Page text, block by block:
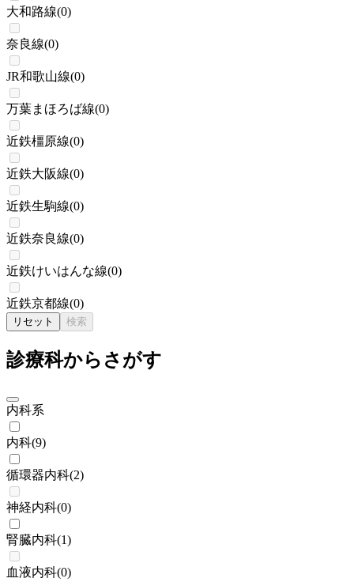
大和路線(0)
奈良線(0)
JR和歌山線(0)
万葉まほろば線(0)
近鉄橿原線(0)
近鉄大阪線(0)
近鉄生駒線(0)
近鉄奈良線(0)
近鉄けいはんな線(0)
近鉄京都線(0)
リセット 検索
診療科からさがす
内科系
内科(9)
循環器内科(2)
神経内科(0)
腎臓内科(1)
血液内科(0)